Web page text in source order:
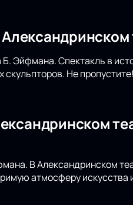
Эйфмана. Спектакль в
скульпторов. Не пропустите!
В Александринском
атмосферу искусства